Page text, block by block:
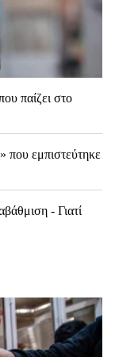
παίζει στο
που εμπιστεύτηκε
- Γιατί